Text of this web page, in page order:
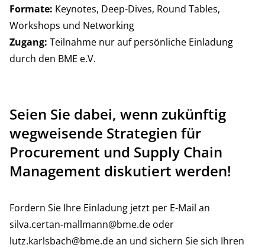
Formate: Keynotes, Deep-Dives, Round Tables,
Workshops und Networking
Zugang: Teilnahme nur auf persönliche Einladung
durch den BME e.V.
Seien Sie dabei, wenn zukünftig
wegweisende Strategien für
Procurement und Supply Chain
Management diskutiert werden!
Fordern Sie Ihre Einladung jetzt per E-Mail an
silva.certan-mallmann@bme.de oder
lutz.karlsbach@bme.dean und sichern Sie sich Ihren